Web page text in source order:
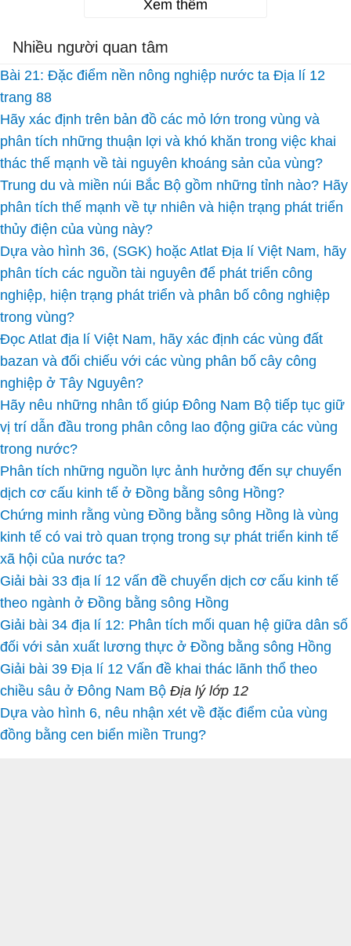
Xem thêm
Nhiều người quan tâm
Bài 21: Đặc điểm nền nông nghiệp nước ta Địa lí 12
trang 88
Hãy xác định trên bản đồ các mỏ lớn trong vùng và
phân tích những thuận lợi và khó khăn trong việc khai
thác thế mạnh về tài nguyên khoáng sản của vùng?
Trung du và miền núi Bắc Bộ gồm những tỉnh nào? Hãy
phân tích thế mạnh về tự nhiên và hiện trạng phát triển
thủy điện của vùng này?
Dựa vào hình 36, (SGK) hoặc Atlat Địa lí Việt Nam, hãy
phân tích các nguồn tài nguyên để phát triển công
nghiệp, hiện trạng phát triển và phân bố công nghiệp
trong vùng?
Đọc Atlat địa lí Việt Nam, hãy xác định các vùng đất
bazan và đối chiếu với các vùng phân bố cây công
nghiệp ở Tây Nguyên?
Hãy nêu những nhân tố giúp Đông Nam Bộ tiếp tục giữ
vị trí dẫn đầu trong phân công lao động giữa các vùng
trong nước?
Phân tích những nguồn lực ảnh hưởng đến sự chuyển
dịch cơ cấu kinh tế ở Đồng bằng sông Hồng?
Chứng minh rằng vùng Đồng bằng sông Hồng là vùng
kinh tế có vai trò quan trọng trong sự phát triển kinh tế
xã hội của nước ta?
Giải bài 33 địa lí 12 vấn đề chuyển dịch cơ cấu kinh tế
theo ngành ở Đồng bằng sông Hồng
Giải bài 34 địa lí 12: Phân tích mối quan hệ giữa dân số
đối với sản xuất lương thực ở Đồng bằng sông Hồng
Giải bài 39 Địa lí 12 Vấn đề khai thác lãnh thổ theo
chiều sâu ở Đông Nam Bộ Địa lý lớp 12
Dựa vào hình 6, nêu nhận xét về đặc điểm của vùng
đồng bằng cen biển miền Trung?